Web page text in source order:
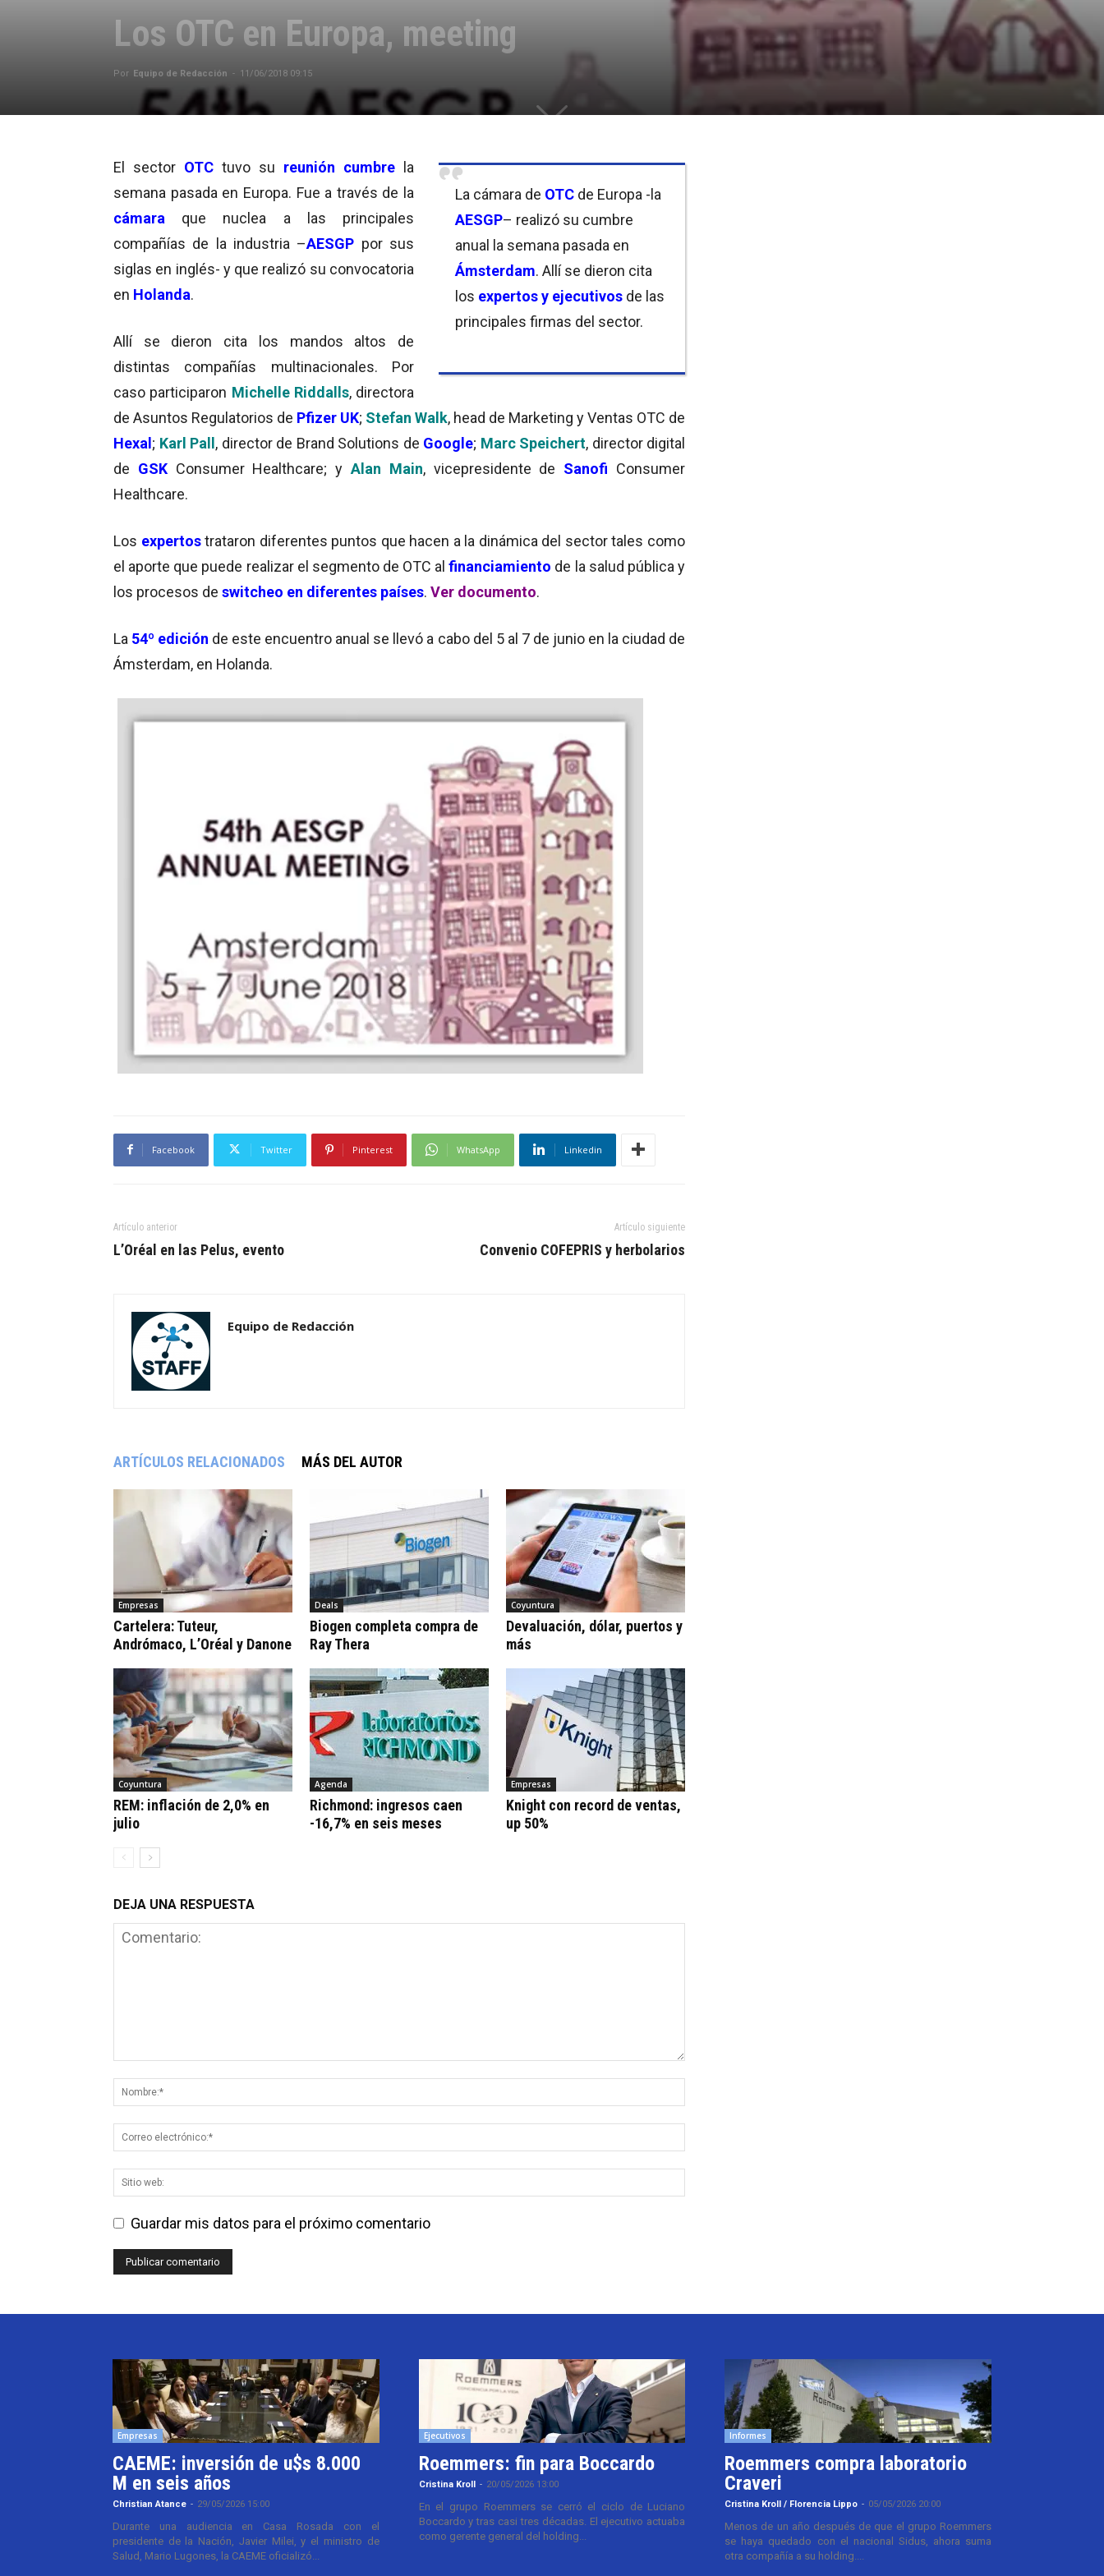
Los OTC en Europa, meeting
Por Equipo de Redacción - 11/06/2018 09:15
La cámara de OTC de Europa -la
AESGP– realizó su cumbre
anual la semana pasada en
Ámsterdam. Allí se dieron cita
los expertos y ejecutivos de las
principales firmas del sector.
El sector OTC tuvo su reunión cumbre la
semana pasada en Europa. Fue a través de la
cámara que nuclea a las principales
compañías de la industria –AESGP por sus
siglas en inglés- y que realizó su convocatoria
en Holanda.
Allí se dieron cita los mandos altos de
distintas compañías multinacionales. Por
caso participaron Michelle Riddalls, directora
de Asuntos Regulatorios de Pfizer UK; Stefan Walk, head de Marketing y Ventas OTC de
Hexal; Karl Pall, director de Brand Solutions de Google; Marc Speichert, director digital
de GSKConsumer Healthcare; yAlan Main, vicepresidente de Sanofi Consumer
Healthcare.
Los expertostrataron diferentes puntos que hacen a la dinámica del sector tales como
el aporte que puede realizar el segmento de OTC alfinanciamiento de la salud pública y
los procesos de switcheo en diferentes países. Ver documento.
La 54º edición de este encuentro anual se llevó a cabo del 5 al 7 de junio en la ciudad de
Ámsterdam, en Holanda.
Facebook Twitter Pinterest WhatsApp Linkedin
Artículo anterior
L’Oréal en las Pelus, evento
Artículo siguiente
Convenio COFEPRIS y herbolarios
Equipo de Redacción
ARTÍCULOS RELACIONADOS MÁS DEL AUTOR
Empresas
Cartelera: Tuteur,
Andrómaco, L’Oréal y Danone
Deals
Biogen completa compra de
Ray Thera
Coyuntura
Devaluación, dólar, puertos y
más
Coyuntura
REM: inflación de 2,0% en
julio
Agenda
Richmond: ingresos caen
-16,7% en seis meses
Empresas
Knight con record de ventas,
up 50%
DEJA UNA RESPUESTA
Guardar mis datos para el próximo comentario
Empresas
CAEME: inversión de u$s 8.000
M en seis años
Christian Atance - 29/05/2026 15:00
Durante una audiencia en Casa Rosada con el
presidente de la Nación, Javier Milei, y el ministro de
Salud, Mario Lugones, la CAEME oficializó...
Ejecutivos
Roemmers: fin para Boccardo
Cristina Kroll - 20/05/2026 13:00
En el grupo Roemmers se cerró el ciclo de Luciano
Boccardo y tras casi tres décadas. El ejecutivo actuaba
como gerente general del holding...
Informes
Roemmers compra laboratorio
Craveri
Cristina Kroll / Florencia Lippo - 05/05/2026 20:00
Menos de un año después de que el grupo Roemmers
se haya quedado con el nacional Sidus, ahora suma
otra compañía a su holding....